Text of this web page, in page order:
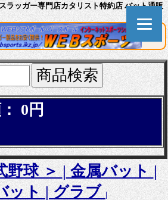
ラッガー専門店カタリスト特約店 バット通販
： 0円
野球 ＞| 金属バット|
ット|グラブ|